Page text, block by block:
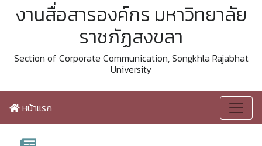
งานสื่อสารองค์กร มหาวิทยาลัย
ราชภัฏสงขลา
Section of Corporate Communication, Songkhla Rajabhat
University
หน้าแรก